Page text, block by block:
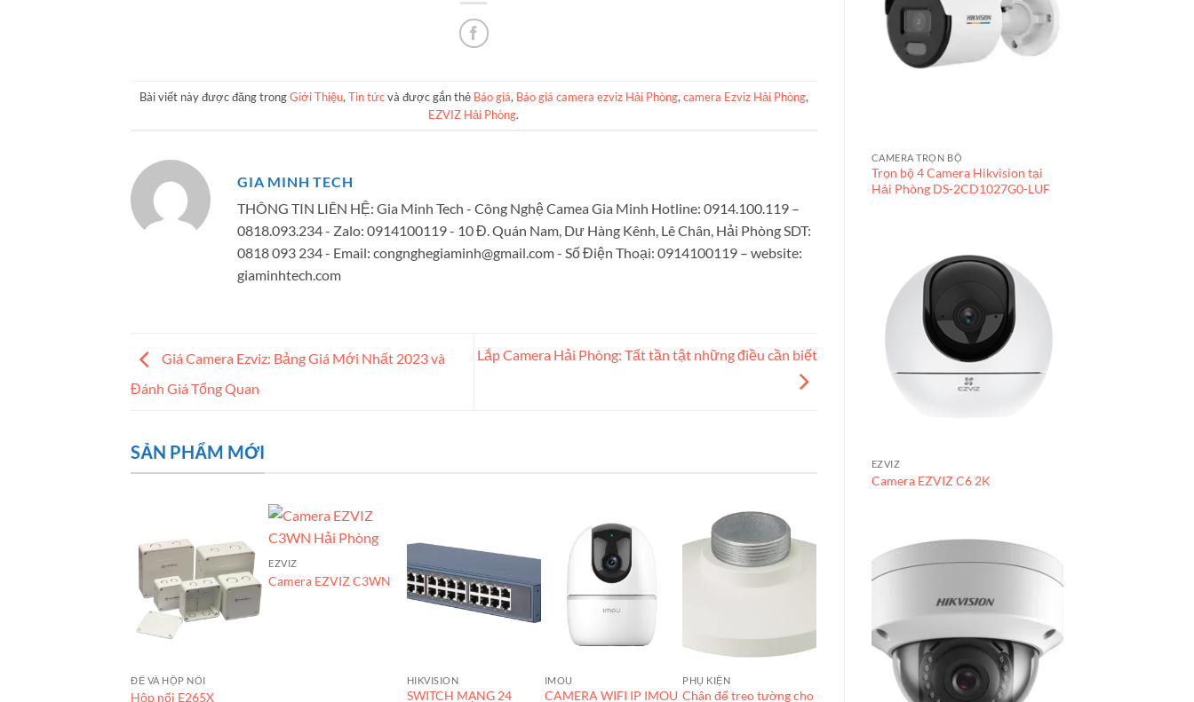
Bài viết này được đăng trongGiới Thiệu, Tin tứcvà được gắn thẻ Báo giá, Báo giá camera ezviz Hải Phòng, camera Ezviz Hải Phòng,
EZVIZ Hải Phòng.
GIA MINH TECH
THÔNG TIN LIÊN HỆ: Gia Minh Tech - Công Nghệ Camea Gia Minh Hotline: 0914.100.119 –
0818.093.234 - Zalo: 0914100119 - 10 Đ. Quán Nam, Dư Hàng Kênh, Lê Chân, Hải Phòng SDT:
0818 093 234 - Email: congnghegiaminh@gmail.com- Số Điện Thoại: 0914100119 – website:
giaminhtech.com
Giá Camera Ezviz: Bảng Giá Mới Nhất 2023 và
Đánh Giá Tổng Quan
Lắp Camera Hải Phòng: Tất tần tật những điều cần biết
SẢN PHẨM MỚI
ĐẾ VÀ HỘP NỐI
Hộp nối E265X
EZVIZ
Camera EZVIZ C3WN
HIKVISION
SWITCH MẠNG 24
IMOU
CAMERA WIFI IP IMOU
PHỤ KIỆN
Chân đế treo tường cho Cáp nhảy-Patch cord
CAMERA TRỌN BỘ
Trọn bộ 4 Camera Hikvision tại
Hải Phòng DS-2CD1027G0-LUF
EZVIZ
Camera EZVIZ C6 2K